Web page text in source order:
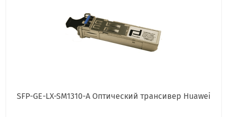
SFP-GE-LX-SM1310-A Оптический трансивер Huawei